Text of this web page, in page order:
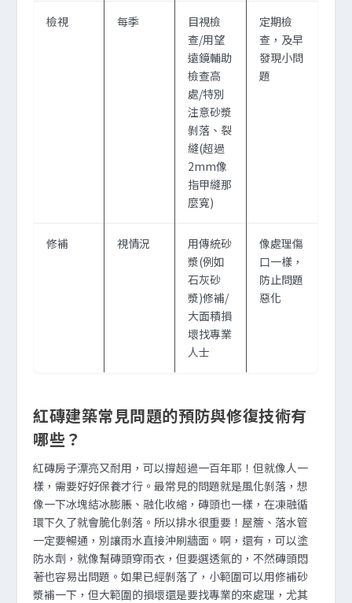
檢視 每季
目視檢
查/用望
遠鏡輔助
檢查高
處/特別
注意砂漿
剝落、裂
縫(超過
2mm像
指甲縫那
麼寬)
定期檢
查，及早
發現小問
題
修補 視情況
用傳統砂
漿(例如
石灰砂
漿)修補/
大面積損
壞找專業
人士
像處理傷
口一樣，
防止問題
惡化
紅磚建築常見問題的預防與修復技術有
哪些？
紅磚房子漂亮又耐用，可以撐超過一百年耶！但就像人一
樣，需要好好保養才行。最常見的問題就是風化剝落，想
像一下冰塊結冰膨脹、融化收縮，磚頭也一樣，在凍融循
環下久了就會脆化剝落。所以排水很重要！屋簷、落水管
一定要暢通，別讓雨水直接沖刷牆面。啊，還有，可以塗
防水劑，就像幫磚頭穿雨衣，但要選透氣的，不然磚頭悶
著也容易出問題。如果已經剝落了，小範圍可以用修補砂
漿補一下，但大範圍的損壞還是要找專業的來處理，尤其